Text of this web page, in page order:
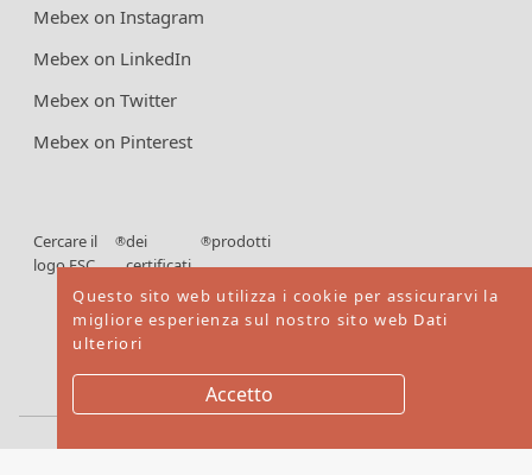
Mebex on Instagram
Mebex on LinkedIn
Mebex on Twitter
Mebex on Pinterest
Cercare il
logo FSC
®dei
certificati
FSC
®prodotti
Questo sito web utilizza i cookie per assicurarvi la
migliore esperienza sul nostro sito web Dati
ulteriori
Accetto